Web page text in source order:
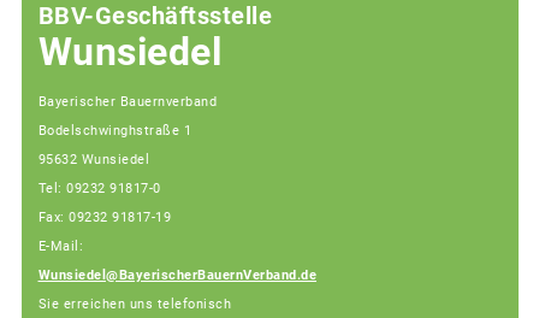
BBV-Geschäftsstelle
Wunsiedel
Bayerischer Bauernverband
Bodelschwinghstraße 1
95632 Wunsiedel
Tel: 09232 91817-0
Fax: 09232 91817-19
E-Mail:
Wunsiedel@BayerischerBauernVerband.de
Sie erreichen uns telefonisch